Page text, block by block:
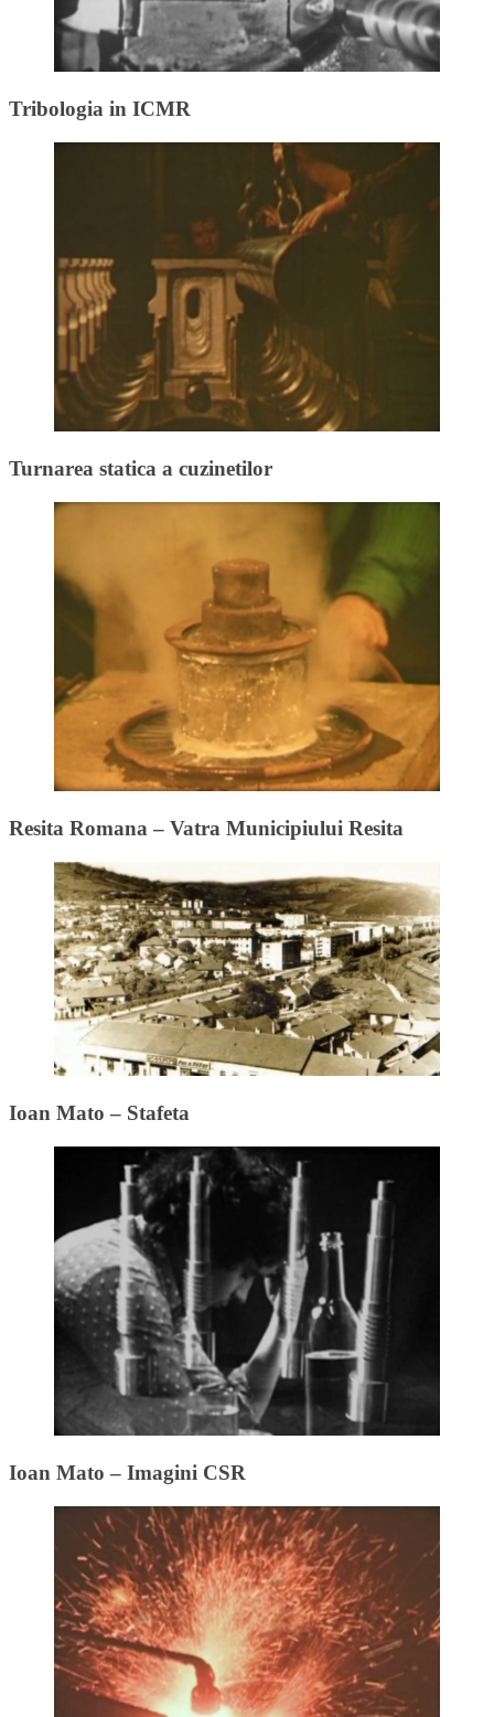
Tribologia in ICMR
Turnarea statica a cuzinetilor
Resita Romana – Vatra Municipiului Resita
Ioan Mato – Stafeta
Ioan Mato – Imagini CSR